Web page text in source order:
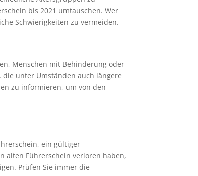
bis 2021 umtauschen. Wer
Schwierigkeiten zu vermeiden.
Menschen mit Behinderung oder
die unter Umständen auch längere
zu informieren, um von den
ein gültiger
alten Führerschein verloren haben,
Prüfen Sie immer die